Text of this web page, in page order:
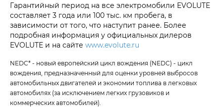
Гарантийный период на все электромобили EVOLUTE
составляет 3 года или 100 тыс. км пробега, в
зависимости от того, что наступит ранее. Более
подробная информация у официальных дилеров
EVOLUTE и на сайте www.evolute.ru
NEDC* - новый европейский цикл вождения (NEDC) - цикл
вождения, предназначенный для оценки уровней выбросов
автомобильных двигателей и экономии топлива в легковых
автомобилях (за исключением легких грузовиков и
коммерческих автомобилей).